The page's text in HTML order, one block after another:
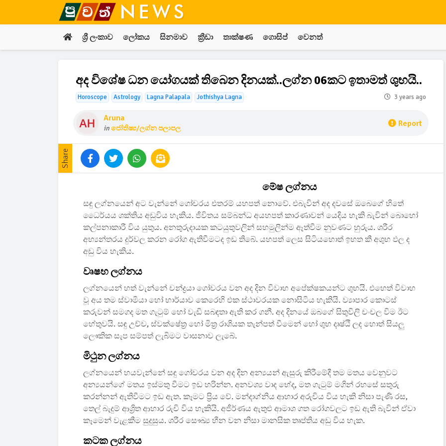
ශ්‍රී ලංකාව ලෝකය සිනමාව ක්‍රීඩා තාක්ෂණ ගොසිප් වෙනත්
අද විශේෂ ධන යෝගයක් තිබෙන දිනයක්..ලග්න 06කට ඉතාමත් ශුභයි..
Horoscope Astrology Lagna Palapala Jothishya Lagna 3 years ago
Aruna
inජෝතිෂ්‍ය/ලග්න පලාපල Report
Share
මේෂ ලග්නය
සඳු ලග්නයෙන් අට වැන්නේ ගෝචරය එතරම් යහපත් නොවේ. එබැවින් අද දවසේ ඔබෙගේ හිතේ
ධෛර්යය ශක්තිය අඩුවිය හැකිය. ජීවිතය සම්බන්ධ අයහපත් කාරණාවන් යෙදිය හැකි බැවින් බොහෝ
කල්පනාකාරී විය යුතුය. අනතුරුදායක කටයුතුවලින් සහමුලින්ම ඈත්වීම නුවණට හුරුය. ශරීර
අභ්‍යන්තරය දුර්වල කරන රෝග ඇතිවීමටද ඉඩ තිබේ. යහපත් ලෙස සිටියහොත් ඉහත කී අශුභ ඵල ද
අඩු විය හැකිය.
වෘෂභ ලග්නය
ලග්නයෙන් හත් වැන්නේ චන්ද්‍රයා ගෝචරය වන අද දින විවාහ අපේක්ෂකයන්ට ශුභයි. එහෙත් විවාහ
වූ අය තම ස්වාමියා හෝ භාර්යාව කෙරෙහි එක ස්ථාවරයක නොසිටිය හැකියි. ව්‍යාපාර කොටස්
කරුවන් සමගද මත ගැටුම් හෝ වැඩි සබඳතා ඇති කර ගනී. අද දිනයේ ඔබගේ සිතුවිලි චංචල විම ඊට
හේතුවයි. සඳු උච්ච, ස්වක්ෂේත්‍ර හෝ මිත්‍ර රාශියක තැන්පත් වීමෙන් හෝ ශුභ දෘෂ්ඨි ලද හොත් සියලු
ලෞකික සැප සම්පත් ලැබිමට වාසනාව ලැබේ.
මිථුන ලග්නය
ලග්නයෙන් හයවැන්නේ සඳු ගෝචරය වන අද දින අන්‍යයන් ඇසුරු කිරීමේදී තම මතය වෙනුවට
අන්‍යයන්ගේ මතය ඉස්මතු වීමට ඉඩ හරින්න. අනවශ්‍ය වාද භේද, මත ගැටුම් මගින් රහසේ සතුරු
කරන්නන් ඇතිවීමට ඉඩ ඇත. කෑමට ප්‍රිය වේ. මන්දාග්නිය ආහාර අරුචිය විය හැකි නිසා පැණි රස,
තෙල් බැදුම් ආශ්‍රිත ආහාර රුචි විය හැකියි. අජීර්ණය ඇතුළු ආමාශ ගත රෝගවලට ඉඩ ඇති බැවින් ඒවා
කෑමෙන් වැළකීම සුදුසුය. ශරීර සෞඛ්‍ය හීන වන නිසා මානසික තෘප්තිය අඩු විය හැක.
කටක ලග්නය